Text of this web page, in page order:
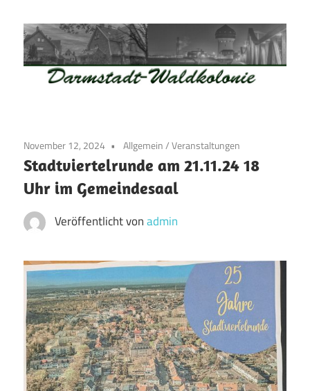
Inhalt
springen
Darmstadt
Altstadt
der
Weststadt
–
Darmstadt
November 12, 2024 Allgemein/Veranstaltungen
Stadtviertelrunde am 21.11.24 18
Uhr im Gemeindesaal
Veröffentlicht vonadmin